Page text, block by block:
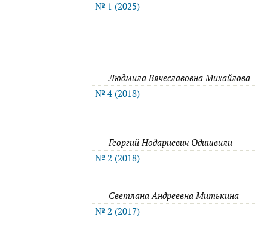
№ 1 (2025)
Людмила Вячеславовна Михайлова
№ 4 (2018)
Георгий Нодариевич Одишвили
№ 2 (2018)
Светлана Андреевна Митькина
№ 2 (2017)